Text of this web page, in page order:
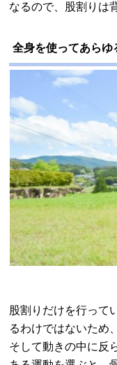
なるので、股割りは
全身を使ってあらゆ
股割りだけを行って
るわけではないため
そして動きの中に反